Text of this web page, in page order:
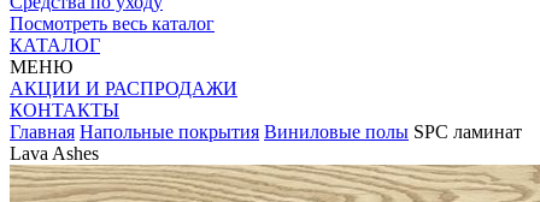
Посмотреть весь каталог
КАТАЛОГ
МЕНЮ
АКЦИИ И РАСПРОДАЖИ
КОНТАКТЫ
Главная Напольные покрытия Виниловые полы SPC ламинат
Lava Ashes